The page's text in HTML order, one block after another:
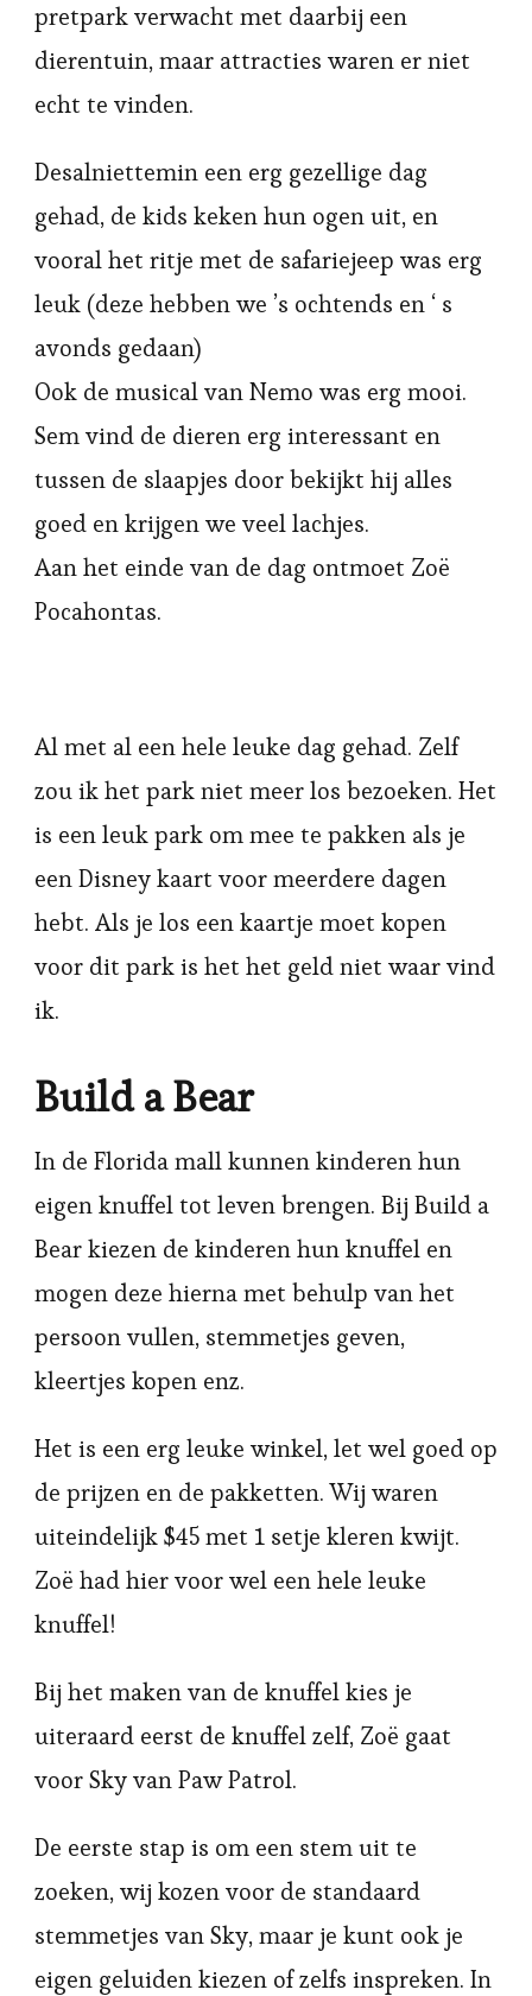
pretpark verwacht met daarbij een
dierentuin, maar attracties waren er niet
echt te vinden.
Desalniettemin een erg gezellige dag
gehad, de kids keken hun ogen uit, en
vooral het ritje met de safariejeep was erg
leuk (deze hebben we ’s ochtends en ‘ s
avonds gedaan)
Ook de musical van Nemo was erg mooi.
Sem vind de dieren erg interessant en
tussen de slaapjes door bekijkt hij alles
goed en krijgen we veel lachjes.
Aan het einde van de dag ontmoet Zoë
Pocahontas.
Al met al een hele leuke dag gehad. Zelf
zou ik het park niet meer los bezoeken. Het
is een leuk park om mee te pakken als je
een Disney kaart voor meerdere dagen
hebt. Als je los een kaartje moet kopen
voor dit park is het het geld niet waar vind
ik.
Build a Bear
In de Florida mall kunnen kinderen hun
eigen knuffel tot leven brengen. Bij Build a
Bear kiezen de kinderen hun knuffel en
mogen deze hierna met behulp van het
persoon vullen, stemmetjes geven,
kleertjes kopen enz.
Het is een erg leuke winkel, let wel goed op
de prijzen en de pakketten. Wij waren
uiteindelijk $45 met 1 setje kleren kwijt.
Zoë had hier voor wel een hele leuke
knuffel!
Bij het maken van de knuffel kies je
uiteraard eerst de knuffel zelf, Zoë gaat
voor Sky van Paw Patrol.
De eerste stap is om een stem uit te
zoeken, wij kozen voor de standaard
stemmetjes van Sky, maar je kunt ook je
eigen geluiden kiezen of zelfs inspreken. In